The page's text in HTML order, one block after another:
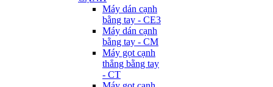
Máy dán cạnh
bằng tay - CE3
Máy dán cạnh
bằng tay - CM
Máy gọt cạnh
thẳng bằng tay
- CT